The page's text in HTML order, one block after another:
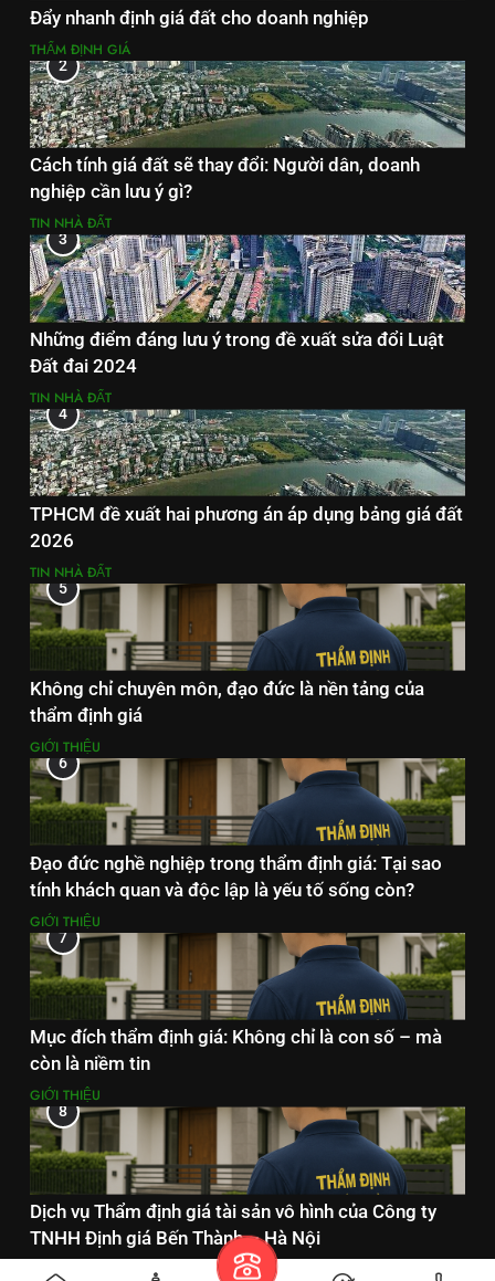
Đẩy nhanh định giá đất cho doanh nghiệp
THẨM ĐỊNH GIÁ
2
Cách tính giá đất sẽ thay đổi: Người dân, doanh
nghiệp cần lưu ý gì?
TIN NHÀ ĐẤT
3
Những điểm đáng lưu ý trong đề xuất sửa đổi Luật
Đất đai 2024
TIN NHÀ ĐẤT
4
TPHCM đề xuất hai phương án áp dụng bảng giá đất
2026
TIN NHÀ ĐẤT
5
Không chỉ chuyên môn, đạo đức là nền tảng của
thẩm định giá
GIỚI THIỆU
6
Đạo đức nghề nghiệp trong thẩm định giá: Tại sao
tính khách quan và độc lập là yếu tố sống còn?
GIỚI THIỆU
7
Mục đích thẩm định giá: Không chỉ là con số – mà
còn là niềm tin
GIỚI THIỆU
8
Dịch vụ Thẩm định giá tài sản vô hình của Công ty
TNHH Định giá Bến Thành – Hà Nội
DỊCH VỤ THẨM ĐỊNH GIÁ